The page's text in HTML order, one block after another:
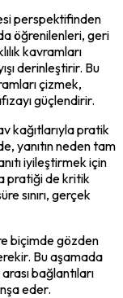
perspektifinden
öğrenilenleri, geri
kavramları
derinleştirir. Bu
çizmek,
güçlendirir.
kağıtlarıyla pratik
yanıtın neden tam
iyileştirmek için
pratiği de kritik
sınırı, gerçek
biçimde gözden
Bu aşamada
bağlantıları
eder.